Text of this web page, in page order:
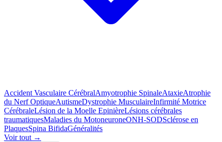
Accident Vasculaire CérébralAmyotrophie SpinaleAtaxieAtrophie
du Nerf OptiqueAutismeDystrophie MusculaireInfirmité Motrice
CérébraleLésion de la Moelle EpinièreLésions cérébrales
traumatiquesMaladies du MotoneuroneONH-SODSclérose en
PlaquesSpina BifidaGénéralités
Voir tout →